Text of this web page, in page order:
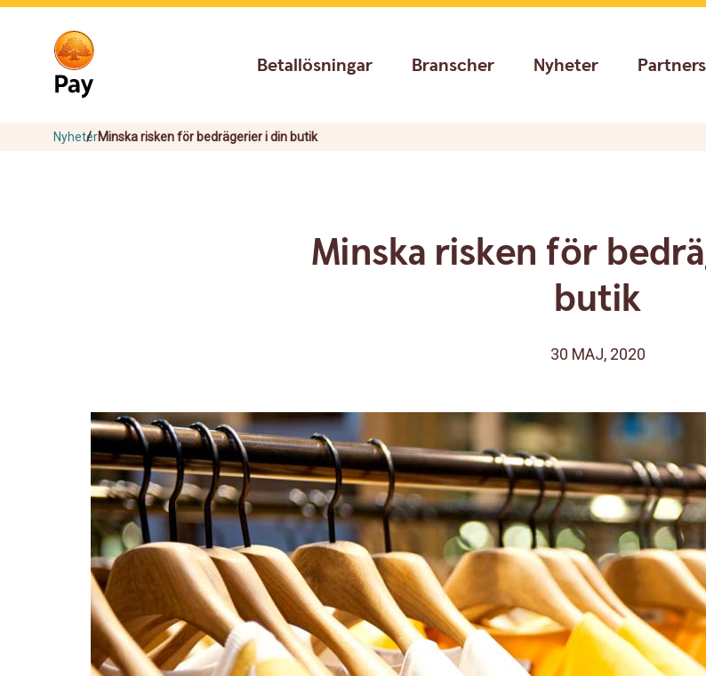
Go
navigation
Skip
Betallösningar Branscher Nyheter Partners
NyheterMinska risken för bedrägerier i din butik
Minska risken för
butik
30 MAJ, 2020